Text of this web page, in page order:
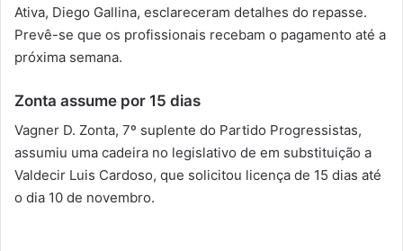
Ativa, Diego Gallina, esclareceram detalhes do repasse.
Prevê-se que os profissionais recebam o pagamento até a
próxima semana.
Zonta assume por 15 dias
Vagner D. Zonta, 7º suplente do Partido Progressistas,
assumiu uma cadeira no legislativo de em substituição a
Valdecir Luis Cardoso, que solicitou licença de 15 dias até
o dia 10 de novembro.